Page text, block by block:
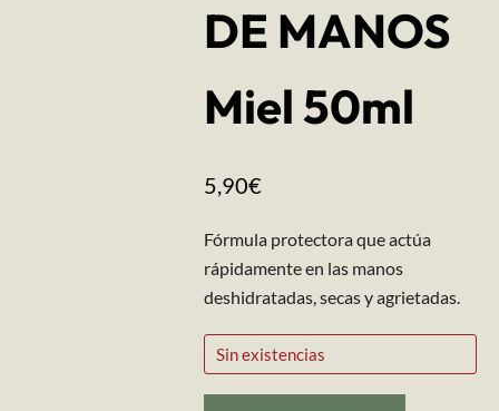
DE MANOS
Miel 50ml
5,90€
Fórmula​ protectora que actúa
rápidamente en las manos
deshidratadas, secas y agrietadas.
Sin existencias